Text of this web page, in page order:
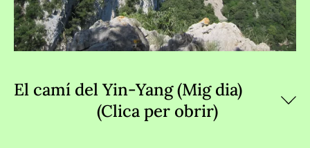
El camí del Yin-Yang (Mig dia)
(Clica per obrir)